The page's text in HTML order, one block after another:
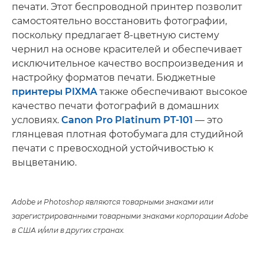
печати. Этот беспроводной принтер позволит
самостоятельно восстановить фотографии,
поскольку предлагает 8-цветную систему
чернил на основе красителей и обеспечивает
исключительное качество воспроизведения и
настройку форматов печати. Бюджетные
принтеры PIXMA также обеспечивают высокое
качество печати фотографий в домашних
условиях. Canon Pro Platinum PT-101 — это
глянцевая плотная фотобумага для студийной
печати с превосходной устойчивостью к
выцветанию.
Adobe и Photoshop являются товарными знаками или
зарегистрированными товарными знаками корпорации Adobe
в США и/или в других странах.